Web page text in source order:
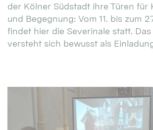
der Kölner Südstadt ihre Türen für
und Begegnung: Vom 11. bis zum
findet hier die Severinale statt.
versteht sich bewusst als